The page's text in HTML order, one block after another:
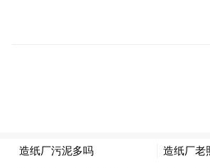
油供应紧张加剧，共同推升油